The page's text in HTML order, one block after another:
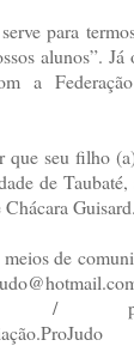
para
alunos”.
a
que seu filho
de
Guisard.
de
/